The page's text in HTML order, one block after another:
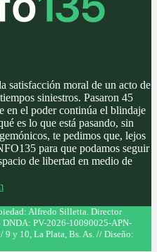
satisfacción moral de un acto de
siniestros. Pasaron 45
en el poder continúa el blindaje
es lo que está pasando, sin
te pedimos que, lejos
para que podamos seguir
de libertad en medio de
Alfredo Silletta. Director
PV-2026-10090025-APN-
y 10, La Plata, Bs. As. // Diseño: